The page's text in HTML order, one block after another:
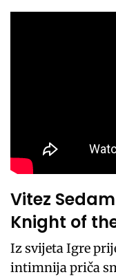
Vitez
Knight of
Iz svijeta Igre
intimnija priča